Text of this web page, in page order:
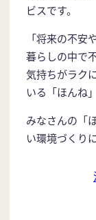
ビスです。
「将来の不安
暮らしの中で
気持ちがラク
いる「ほんね
みなさんの「
い環境づくり